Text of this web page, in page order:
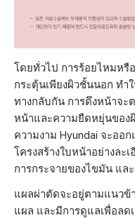
โดยทั่วไป การร้อยไหมหรื
กระตุ้นเพียงผิวชั้นนอก ทำ
ทางกลับกัน การดึงหน้าจะ
หน้าและความยืดหยุ่นของ
ความงาม Hyundai จะออ
โครงสร้างใบหน้าอย่างละ
การกระจายของไขมัน แล
แผลผ่าตัดจะอยู่ตามแนวข้
แผล และมีการดูแลเพื่อลด